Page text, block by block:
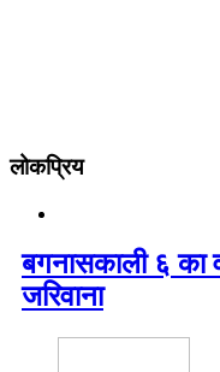
लोकप्रिय
बगनासकाली ६ का
जरिवाना